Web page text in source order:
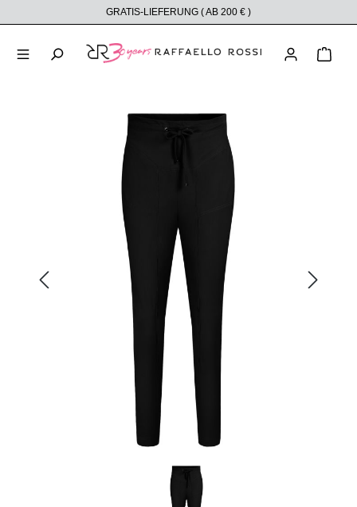
GRATIS-LIEFERUNG ( AB 200 € )